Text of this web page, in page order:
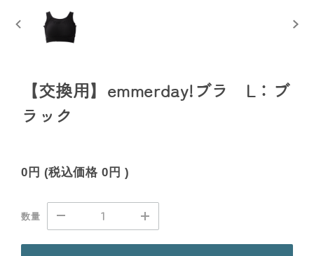
【交換用】emmerday!ブラ L：ブ
ラック
0円 (税込価格0円 )
数量